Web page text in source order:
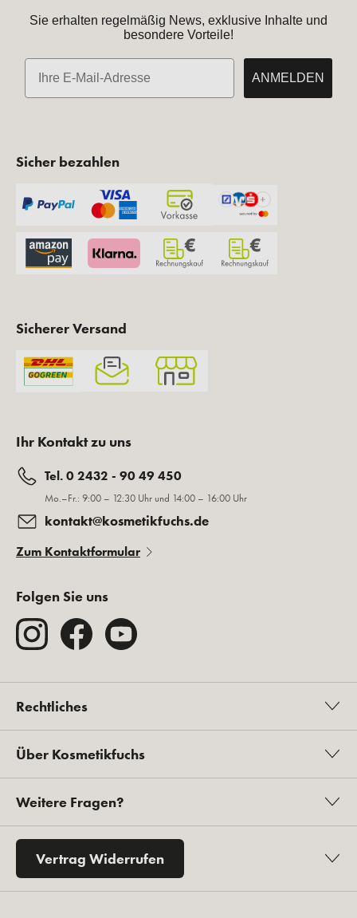
Sie erhalten regelmäßig News, exklusive Inhalte und
besondere Vorteile!
E-Mail
ANMELDEN
Sicher bezahlen
Sicherer Versand
Ihr Kontakt zu uns
Tel. 0 2432 - 90 49 450
Mo.–Fr.: 9:00 – 12:30 Uhr und 14:00 – 16:00 Uhr
kontakt@kosmetikfuchs.de
Zum Kontaktformular
Folgen Sie uns
Rechtliches
Über Kosmetikfuchs
Weitere Fragen?
Vertrag Widerrufen